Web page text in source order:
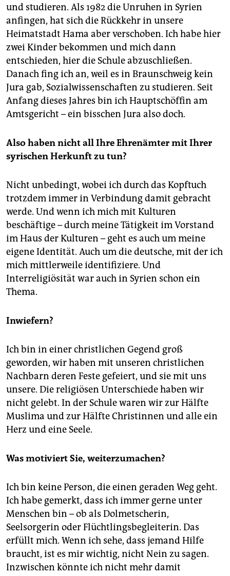
und studieren. Als 1982 die Unruhen in Syrien
anfingen, hat sich die Rückkehr in unsere
Heimatstadt Hama aber verschoben. Ich habe hier
zwei Kinder bekommen und mich dann
entschieden, hier die Schule abzuschließen.
Danach fing ich an, weil es in Braunschweig kein
Jura gab, Sozialwissenschaften zu studieren. Seit
Anfang dieses Jahres bin ich Hauptschöffin am
Amtsgericht – ein bisschen Jura also doch.
Also haben nicht all Ihre Ehrenämter mit Ihrer
syrischen Herkunft zu tun?
Nicht unbedingt, wobei ich durch das Kopftuch
trotzdem immer in Verbindung damit gebracht
werde. Und wenn ich mich mit Kulturen
beschäftige – durch meine Tätigkeit im Vorstand
im Haus der Kulturen – geht es auch um meine
eigene Identität. Auch um die deutsche, mit der ich
mich mittlerweile identifiziere. Und
Interreligiösität war auch in Syrien schon ein
Thema.
Inwiefern?
Ich bin in einer christlichen Gegend groß
geworden, wir haben mit unseren christlichen
Nachbarn deren Feste gefeiert, und sie mit uns
unsere. Die religiösen Unterschiede haben wir
nicht gelebt. In der Schule waren wir zur Hälfte
Muslima und zur Hälfte Christinnen und alle ein
Herz und eine Seele.
Was motiviert Sie, weiterzumachen?
Ich bin keine Person, die einen geraden Weg geht.
Ich habe gemerkt, dass ich immer gerne unter
Menschen bin – ob als Dolmetscherin,
Seelsorgerin oder Flüchtlingsbegleiterin. Das
erfüllt mich. Wenn ich sehe, dass jemand Hilfe
braucht, ist es mir wichtig, nicht Nein zu sagen.
Inzwischen könnte ich nicht mehr damit